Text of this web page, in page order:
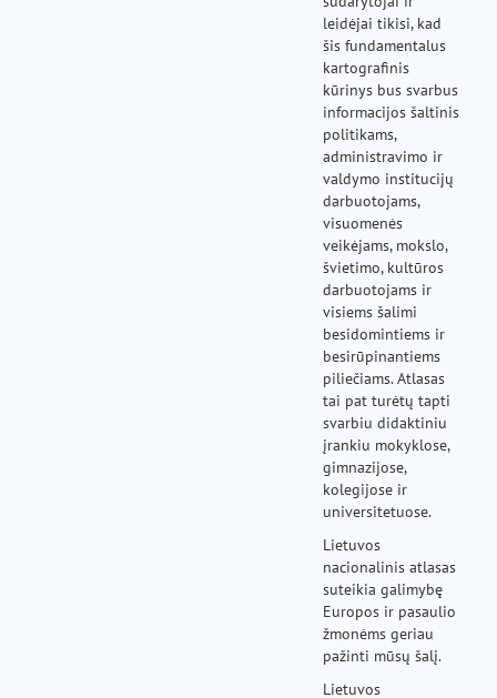
leidėjai tikisi, kad
šis fundamentalus
kartografinis
kūrinys bus svarbus
informacijos šaltinis
politikams,
administravimo ir
valdymo institucijų
darbuotojams,
visuomenės
veikėjams, mokslo,
švietimo, kultūros
darbuotojams ir
visiems šalimi
besidomintiems ir
besirūpinantiems
piliečiams. Atlasas
tai pat turėtų tapti
svarbiu didaktiniu
įrankiu mokyklose,
gimnazijose,
kolegijose ir
universitetuose.
Lietuvos
nacionalinis atlasas
suteikia galimybę
Europos ir pasaulio
žmonėms geriau
pažinti mūsų šalį.
Lietuvos